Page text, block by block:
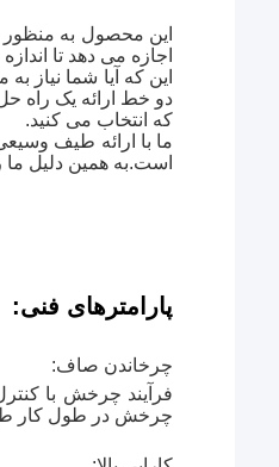
این محصول به منظور
اجازه می دهد تا
این که آیا شما نیاز
دو خط ارائه یک راه
که انتخاب می کنید.
ما با ارائه طیف
است.به همین دلیل
پارامترهای فنی:
چرخاندن صاف:
فرآیند چرخش با
چرخش در طول کار